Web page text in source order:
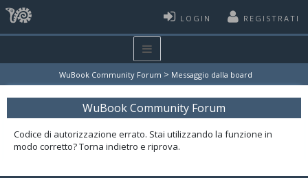
LOGIN REGISTRATI
WuBook Community Forum > Messaggio dalla board
WuBook Community Forum
Codice di autorizzazione errato. Stai utilizzando la funzione in
modo corretto? Torna indietro e riprova.